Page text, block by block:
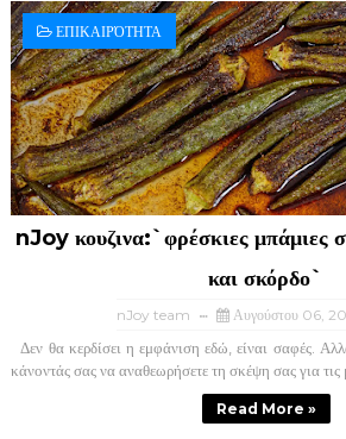
ΕΠΙΚΑΙΡΌΤΗΤΑ
nJoy κουζινα:`φρέσκιες μπάμιες
και σκόρδο`
nJoy team Αυγούστου 06,
Δεν θα κερδίσει η εμφάνιση εδώ, είναι σαφές.
κάνοντάς σας να αναθεωρήσετε τη σκέψη σας για τις
Read More »